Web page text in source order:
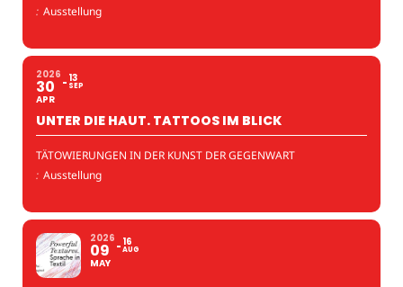
: Ausstellung
2026
30
APR
13
SEP
UNTER DIE HAUT. TATTOOS IM BLICK
TÄTOWIERUNGEN IN DER KUNST DER GEGENWART
: Ausstellung
2026
09
MAY
16
AUG